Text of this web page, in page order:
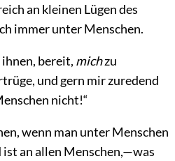
an kleinen Lügen des
immer unter Menschen.
bereit, michzu
und gern mir zuredend
nicht!“
wenn man unter Menschen
an allen Menschen,—was